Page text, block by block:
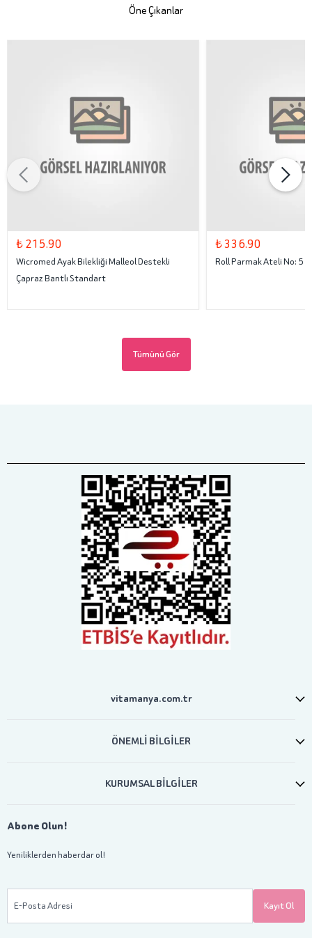
Öne Çıkanlar
₺ 215.90
Wicromed Ayak Bilekliği Malleol Destekli
Çapraz Bantlı Standart
₺ 336.90
Roll Parmak Ateli No: 5
Tümünü Gör
vitamanya.com.tr
ÖNEMLİ BİLGİLER
KURUMSAL BİLGİLER
Abone Olun!
Yeniliklerden haberdar ol!
E-Posta Adresi Kayıt Ol